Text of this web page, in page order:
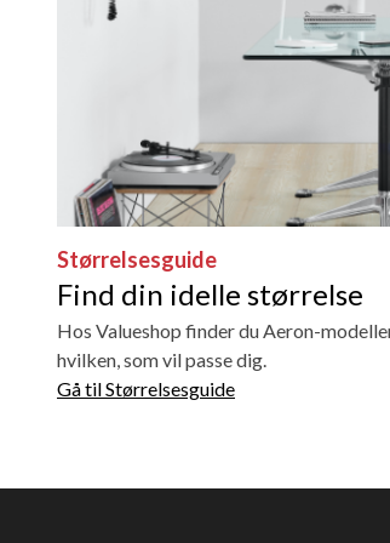
Størrelsesguide
Find din idelle størrelse
Hos Valueshop finder du Aeron-
hvilken, som vil passe dig.
Gå til Størrelsesguide